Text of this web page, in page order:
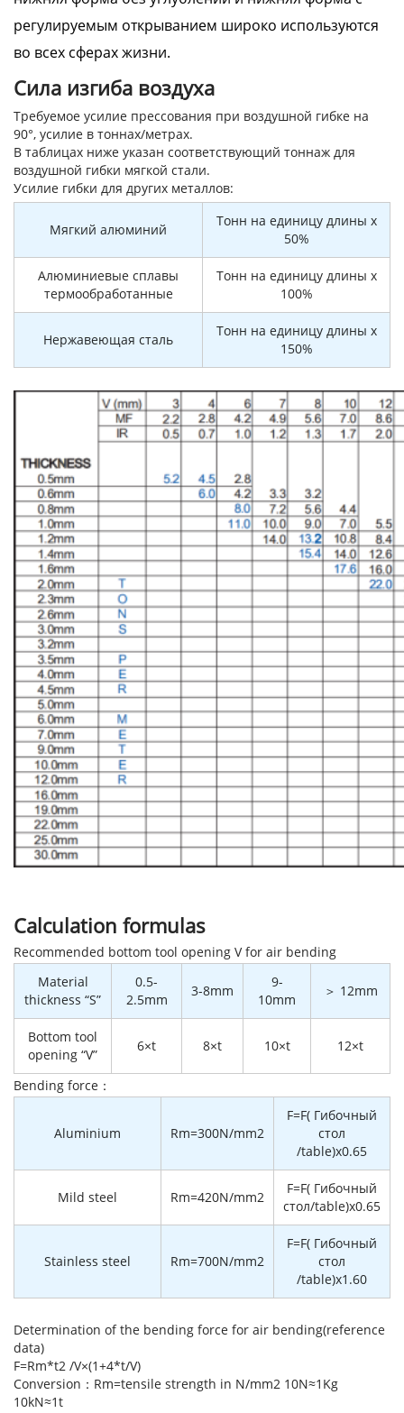
регулируемым открыванием широко используются
во всех сферах жизни.
Сила изгиба воздуха
Требуемое усилие прессования при воздушной гибке на
90°, усилие в тоннах/метрах.
В таблицах ниже указан соответствующий тоннаж для
воздушной гибки мягкой стали.
Усилие гибки для других металлов:
Мягкий алюминий
Тонн на единицу длины x
50%
Алюминиевые сплавы
термообработанные
Тонн на единицу длины x
100%
Нержавеющая сталь
Тонн на единицу длины x
150%
Calculation formulas
Recommended bottom tool opening V for air bending
Material
thickness “S”
0.5-
2.5mm
3-8mm
9-
10mm
＞ 12mm
Bottom tool
opening “V”
6×t 8×t 10×t 12×t
Bending force：
Aluminium Rm=300N/mm2
F=F( Гибочный
стол
/table)x0.65
Mild steel Rm=420N/mm2
F=F( Гибочный
стол/table)x0.65
Stainless steel Rm=700N/mm2
F=F( Гибочный
стол
/table)x1.60
Determination of the bending force for air bending(reference
data)
F=Rm*t2 /V×(1+4*t/V)
Conversion：Rm=tensile strength in N/mm2 10N≈1Kg
10kN≈1t